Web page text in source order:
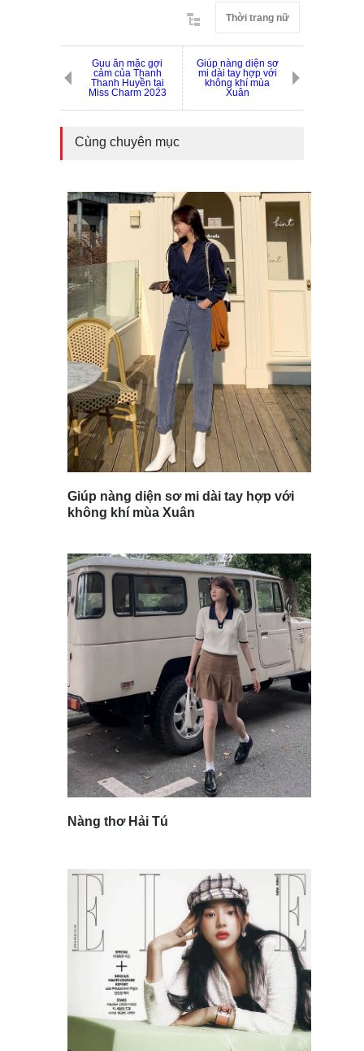
Thời trang nữ
Guu ăn mặc gợi
cảm của Thanh
Thanh Huyền tại
Miss Charm 2023
Giúp nàng diện sơ
mi dài tay hợp với
không khí mùa
Xuân
Cùng chuyên mục
Giúp nàng diện sơ mi dài tay hợp với
không khí mùa Xuân
Nàng thơ Hải Tú